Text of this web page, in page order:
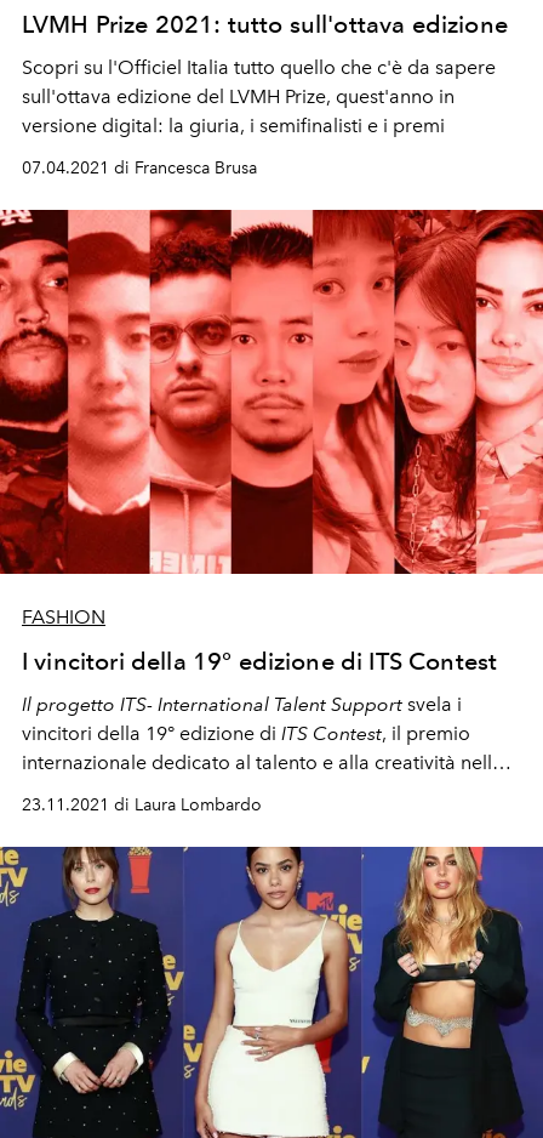
LVMH Prize 2021: tutto sull'ottava edizione
Scopri su l'Officiel Italia tutto quello che c'è da sapere
sull'ottava edizione del LVMH Prize, quest'anno in
versione digital: la giuria, i semifinalisti e i premi
07.04.2021 di Francesca Brusa
FASHION
I vincitori della 19° edizione di ITS Contest
Il progetto ITS- International Talent Support svela i
vincitori della 19° edizione di ITS Contest, il premio
internazionale dedicato al talento e alla creatività nella
moda e nel design
23.11.2021 di Laura Lombardo